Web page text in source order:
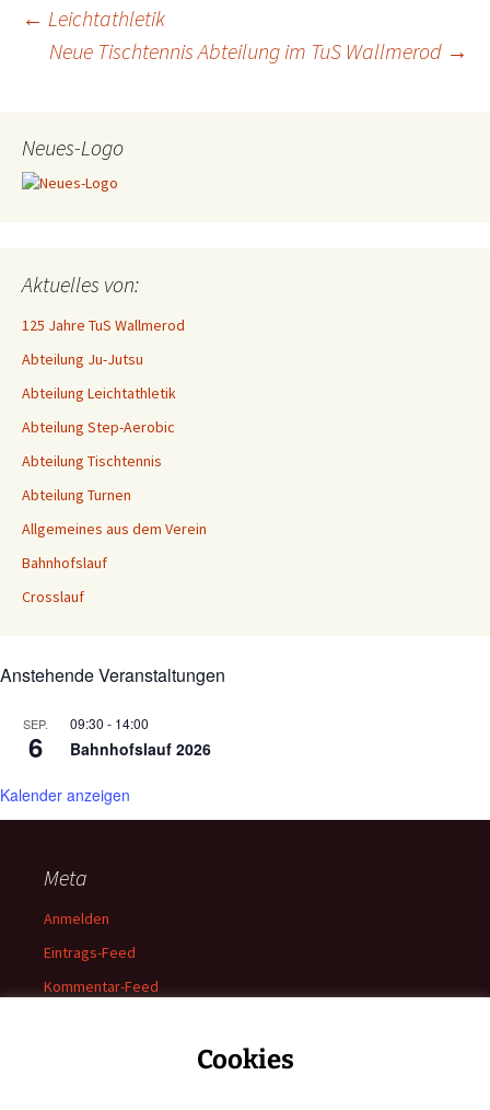
Beitragsnavigation
← Leichtathletik
Neue Tischtennis Abteilung im TuS Wallmerod →
Neues-Logo
Aktuelles von:
125 Jahre TuS Wallmerod
Abteilung Ju-Jutsu
Abteilung Leichtathletik
Abteilung Step-Aerobic
Abteilung Tischtennis
Abteilung Turnen
Allgemeines aus dem Verein
Bahnhofslauf
Crosslauf
Anstehende Veranstaltungen
SEP.
6
09:30 - 14:00
Bahnhofslauf 2026
Kalender anzeigen
Meta
Anmelden
Eintrags-Feed
Kommentar-Feed
Cookies